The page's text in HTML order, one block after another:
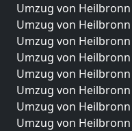
Umzug von
Umzug von Heilbronn
Umzug von
Umzug von
Umzug von
Umzug von
Umzug von
Umzug von